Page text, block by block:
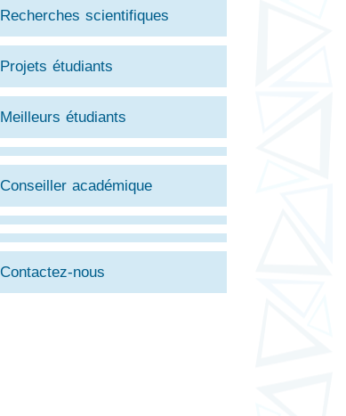
Recherches scientifiques
Projets étudiants
Meilleurs étudiants
Conseiller académique
Contactez-nous